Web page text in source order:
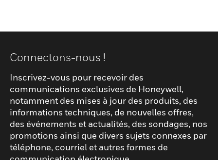
Connectons-nous !
Inscrivez-vous pour recevoir des
communications exclusives de Honeywell,
notamment des mises à jour des produits, des
informations techniques, de nouvelles offres,
des événements et actualités, des sondages, nos
promotions ainsi que divers sujets connexes par
téléphone, courriel et autres formes de